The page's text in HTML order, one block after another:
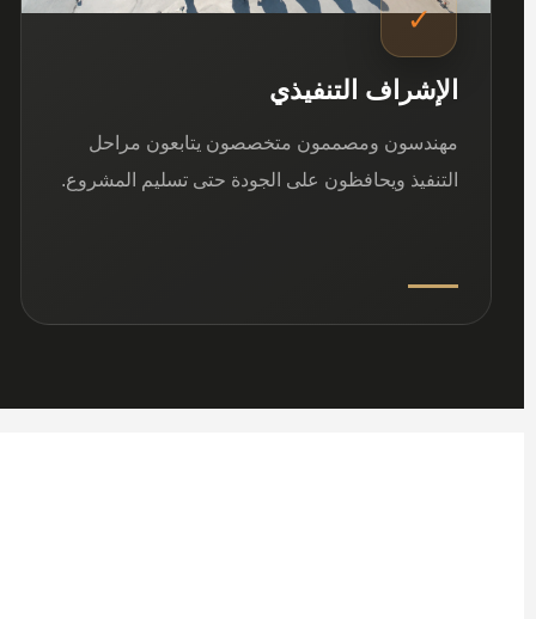
✓
الإشراف التنفيذي
مهندسون ومصممون متخصصون يتابعون مراحل
التنفيذ ويحافظون على الجودة حتى تسليم المشروع.